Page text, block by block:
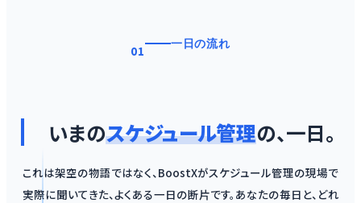
01
一日の流れ
いまのスケジュール管理の、一日。
これは架空の物語ではなく、BoostXがスケジュール管理の現場で
実際に聞いてきた、よくある一日の断片です。あなたの毎日と、どれ